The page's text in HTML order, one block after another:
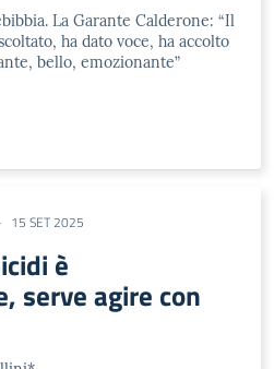
La Garante Calderone: “Il
ha dato voce, ha accolto
bello, emozionante”
15 SET 2025
è
serve agire con